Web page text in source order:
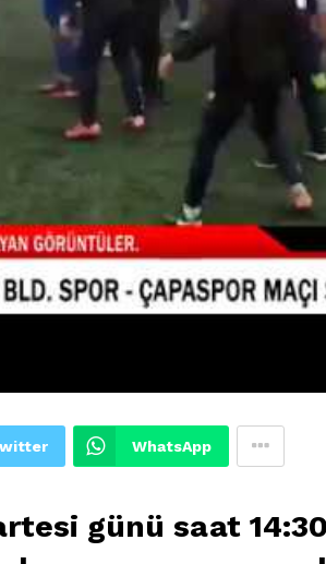
WhatsApp
günü saat